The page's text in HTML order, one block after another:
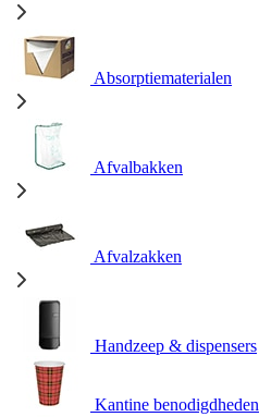
Absorptiematerialen
Afvalbakken
Afvalzakken
Handzeep & dispensers
Kantine benodigdheden